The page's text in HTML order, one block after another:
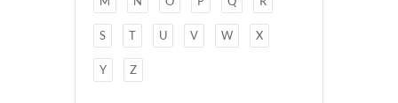
S T U V W X
Y Z